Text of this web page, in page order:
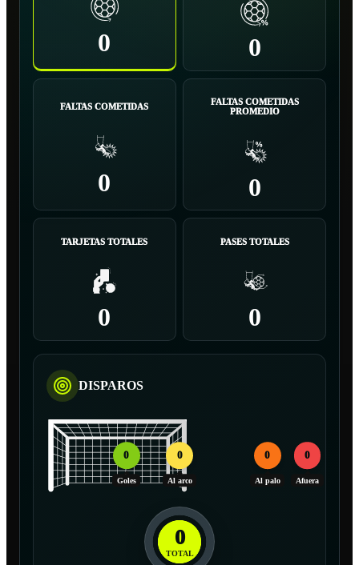
0 0
FALTAS COMETIDAS
0
FALTAS COMETIDAS
PROMEDIO
0
TARJETAS TOTALES
0
PASES TOTALES
0
DISPAROS
0
Goles
0
Al arco
0
Al palo
0
Afuera
0
TOTAL